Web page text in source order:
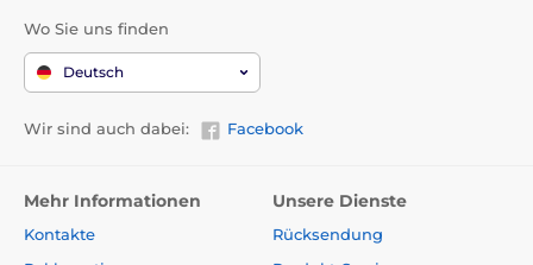
Wo Sie uns finden
Deutsch
Wir sind auch dabei: Facebook
Mehr Informationen
Kontakte
Unsere Dienste
Rücksendung